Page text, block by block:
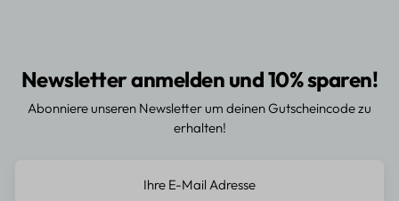
Newsletter anmelden und 10% sparen!
Abonniere unseren Newsletter um deinen Gutscheincode zu
erhalten!